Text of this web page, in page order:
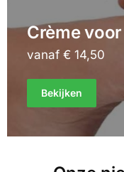
Crème
vanaf € 14,50
Bekijken